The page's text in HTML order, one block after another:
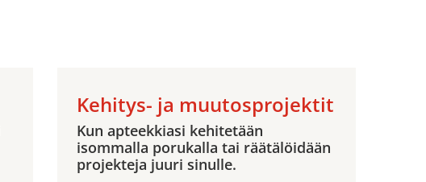
Kehitys- ja muutosprojektit
Kun apteekkiasi kehitetään
isommalla porukalla tai räätälöidään
projekteja juuri sinulle.